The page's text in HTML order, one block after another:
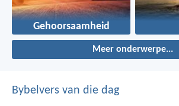
Gehoorsaamheid
Meer onderwerpe...
Bybelvers van die dag